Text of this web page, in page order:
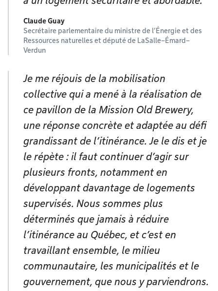
Claude Guay
Secrétaire parlementaire du ministre de l’Énergie et des
Ressources naturelles et député de LaSalle–Émard–
Verdun
Je me réjouis de la mobilisation
collective qui a mené à la réalisation de
ce pavillon de la Mission Old Brewery,
une réponse concrète et adaptée au défi
grandissant de l’itinérance. Je le dis et je
le répète : il faut continuer d’agir sur
plusieurs fronts, notamment en
développant davantage de logements
supervisés. Nous sommes plus
déterminés que jamais à réduire
l’itinérance au Québec, et c’est en
travaillant ensemble, le milieu
communautaire, les municipalités et le
gouvernement, que nous y parviendrons.